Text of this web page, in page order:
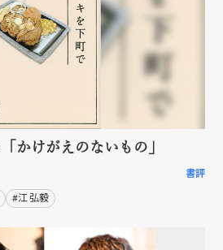
かけがえのないもの」
書評
#江 弘毅